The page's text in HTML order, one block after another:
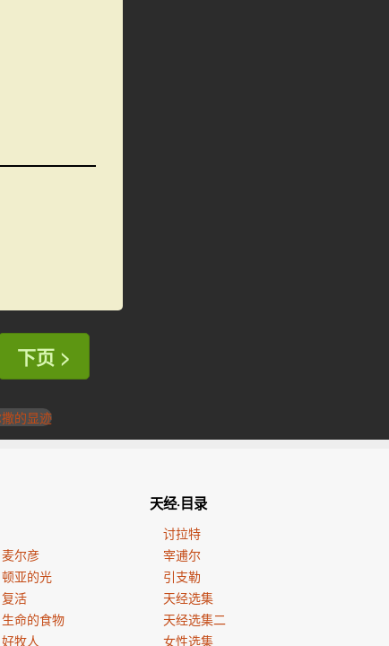
下页 >
尔彦
亚的光
活
命的食物
牧人
天经·目录
讨拉特
宰逋尔
引支勒
天经选集
天经选集二
女性选集